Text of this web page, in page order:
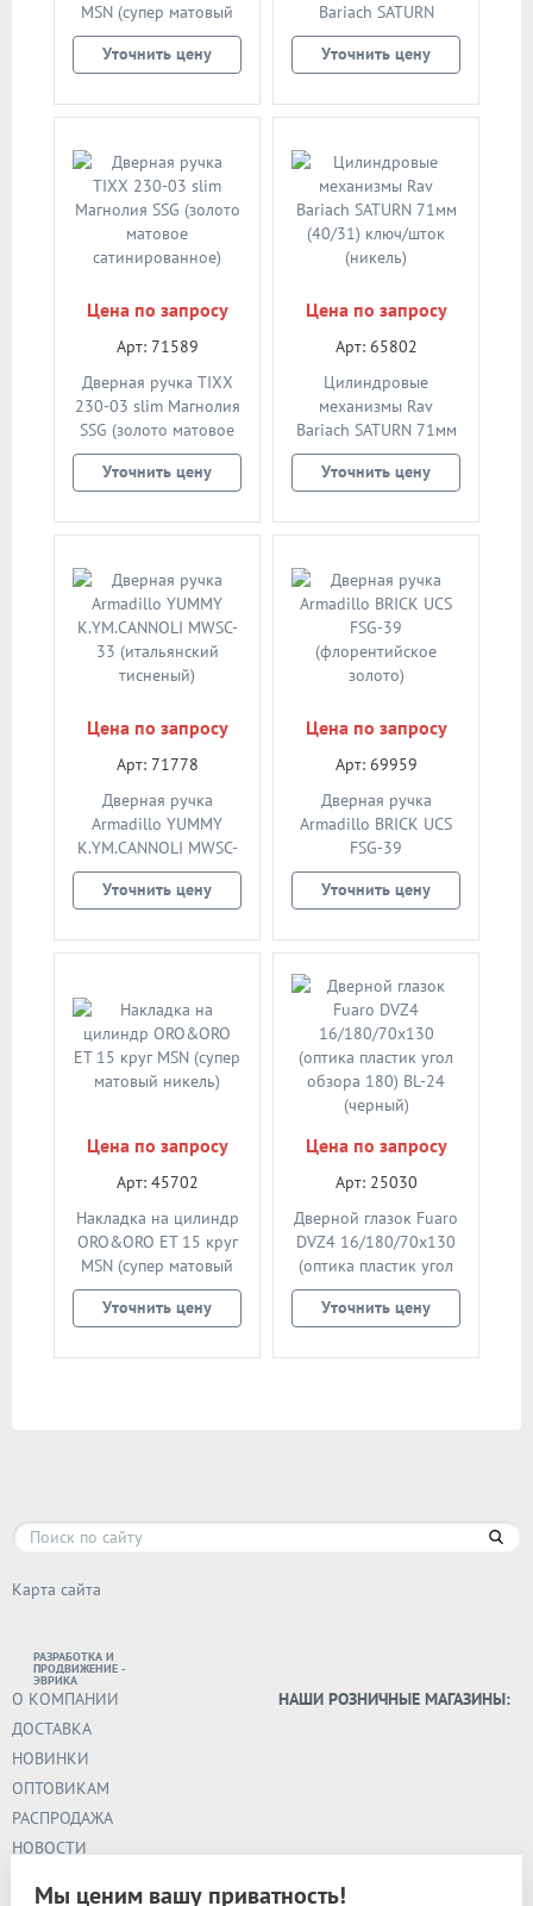
MSN (супер матовый
никель)
Уточнить цену
Bariach SATURN
100мм (35/65) ключ/
ключ (никель)
Уточнить цену
Цена по запросу
Арт: 71589
Дверная ручка TIXX
230-03 slim Магнолия
SSG (золото матовое
сатинированное)
Уточнить цену
Цена по запросу
Арт: 65802
Цилиндровые
механизмы Rav
Bariach SATURN 71мм
(40/31) ключ/шток
(никель)
Уточнить цену
Цена по запросу
Арт: 71778
Дверная ручка
Armadillo YUMMY
K.YM.CANNOLI MWSC-
33 (итальянский
тисненый)
Уточнить цену
Цена по запросу
Арт: 69959
Дверная ручка
Armadillo BRICK UCS
FSG-39
(флорентийское
золото)
Уточнить цену
Цена по запросу
Арт: 45702
Накладка на цилиндр
ORO&ORO ET 15 круг
MSN (супер матовый
никель)
Уточнить цену
Цена по запросу
Арт: 25030
Дверной глазок Fuaro
DVZ4 16/180/70x130
(оптика пластик угол
обзора 180) BL-24
(черный)
Уточнить цену
Карта сайта
РАЗРАБОТКА И
ПРОДВИЖЕНИЕ -
ЭВРИКА
О КОМПАНИИ
ДОСТАВКА
НОВИНКИ
ОПТОВИКАМ
РАСПРОДАЖА
НОВОСТИ
НАШИ РОЗНИЧНЫЕ МАГАЗИНЫ:
ТСЯ «Славянский мир»
Мы ценим вашу приватность!